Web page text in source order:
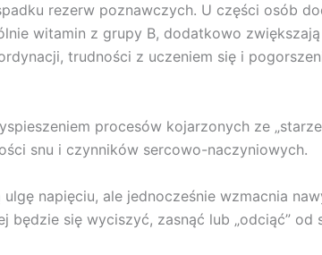
rezerw poznawczych. U części osób
witamin z grupy B, dodatkowo
trudności z uczeniem się i
procesów kojarzonych ze
snu i czynników sercowo-naczyniowych.
napięciu, ale jednocześnie wzmacnia
się wyciszyć, zasnąć lub „odciąć” od